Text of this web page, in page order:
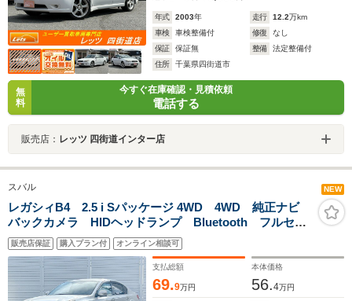
年式 2003年 走行 12.2万km
車検
車検整備付 修復
なし
保証
保証無 整備
法定整備付
住所
千葉県四街道市
無
料
今すぐ在庫確認・見積依頼
電話する
販売店： レッツ 四街道インター店
スバル NEW
レガシィB4 2.5 i Sパッケージ 4WD 4WD 純正ナビ
バックカメラ HIDヘッドランプ Bluetooth フルセ
グ ドライブレコーダー オートライト フロントフォ
グランプ パワーシート 革巻きステアリングホイー
ル ETC
販売店保証 購入プラン付 オンライン相談可
支払総額
69.9万円
本体価格
56.4万円